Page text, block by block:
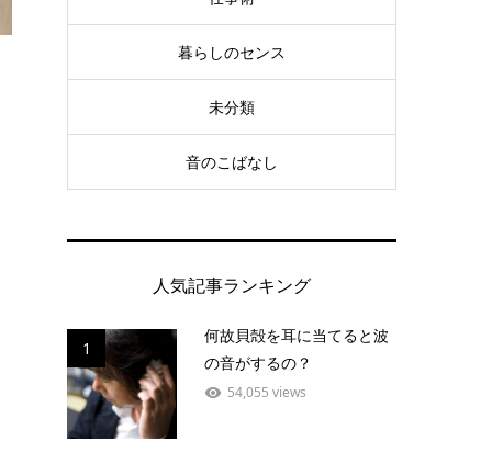
暮らしのセンス
未分類
音のこばなし
人気記事ランキング
1
何故貝殻を耳に当てると波
の音がするの？
54,055 views